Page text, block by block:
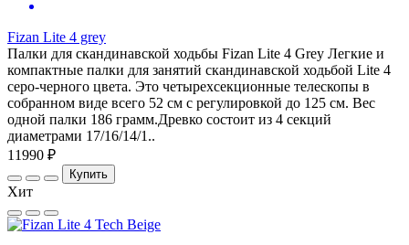
Fizan Lite 4 grey
Палки для скандинавской ходьбы Fizan Lite 4 Grey Легкие и
компактные палки для занятий скандинавской ходьбой Lite 4
серо-черного цвета. Это четырехсекционные телескопы в
собранном виде всего 52 см с регулировкой до 125 см. Вес
одной палки 186 грамм.Древко состоит из 4 секций
диаметрами 17/16/14/1..
11990 ₽
Купить
Хит